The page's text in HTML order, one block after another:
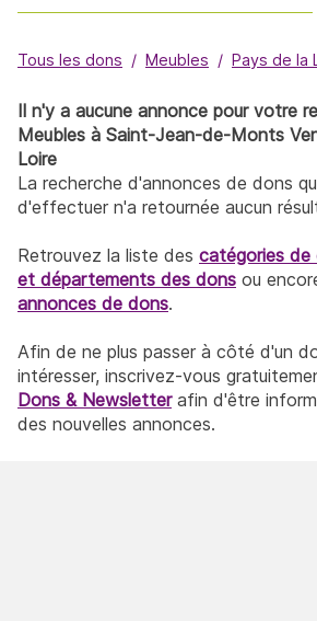
Tous les dons Meubles Pays de la
Il n'y a aucune annonce pour votre
Meubles à Saint-Jean-de-Monts
Loire
La recherche d'annonces de dons
d'effectuer n'a retournée aucun
Retrouvez la liste des catégories de
et départements des dons ou
annonces de dons.
Afin de ne plus passer à côté d'un
intéresser, inscrivez-vous
Dons & Newsletterafin d'être
des nouvelles annonces.